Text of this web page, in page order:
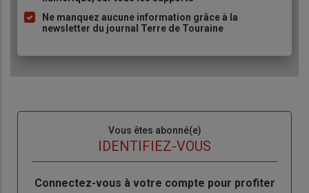
Ne manquez aucune information grâce à la
newsletter du journal Terre de Touraine
Vous êtes abonné(e)
IDENTIFIEZ-VOUS
Body
Connectez-vous à votre compte pour profiter